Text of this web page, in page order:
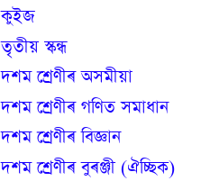
কুইজ
তৃতীয় স্কন্ধ
দশম শ্ৰেণীৰ অসমীয়া
দশম শ্ৰেণীৰ গণিত সমাধান
দশম শ্ৰেণীৰ বিজ্ঞান
দশম শ্ৰেণীৰ বুৰঞ্জী (ঐচ্ছিক)